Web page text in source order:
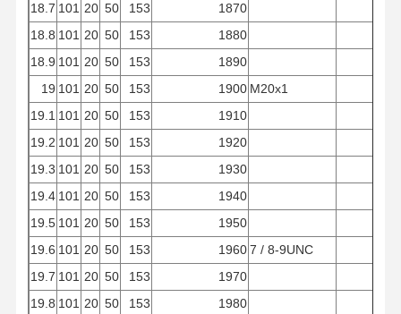
18.7 101 20 50 153
1870
18.8 101 20 50 153
1880
18.9 101 20 50 153
1890
19 101 20 50 153 1900 M20x1
19.1 101 20 50 153
1910
19.2 101 20 50 153
1920
19.3 101 20 50 153
1930
19.4 101 20 50 153
1940
19.5 101 20 50 153
1950
19.6 101 20 50 153 19607 / 8-9UNC
19.7 101 20 50 153
1970
19.8 101 20 50 153
1980